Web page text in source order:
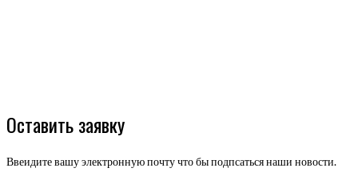
Оставить заявку
Ввеидите вашу электронную почту что бы подпсаться наши новости.